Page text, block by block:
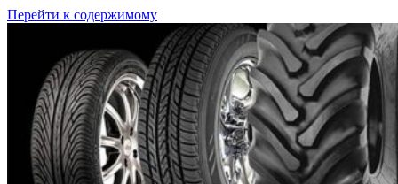
Перейти к содержимому